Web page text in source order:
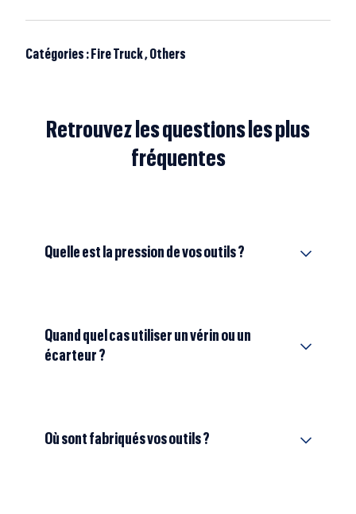
Catégories : Fire Truck,Others
Retrouvez les questions les plus
fréquentes
Quelle est la pression de vos outils ?
Quand quel cas utiliser un vérin ou un
écarteur ?
Où sont fabriqués vos outils ?